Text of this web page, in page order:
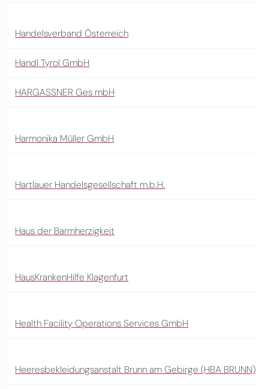
Handelsverband Österreich
Handl Tyrol GmbH
HARGASSNER Ges mbH
Harmonika Müller GmbH
Hartlauer Handelsgesellschaft m.b.H.
Haus der Barmherzigkeit
HausKrankenHilfe Klagenfurt
Health Facility Operations Services GmbH
Heeresbekleidungsanstalt Brunn am Gebirge (HBA BRUNN)